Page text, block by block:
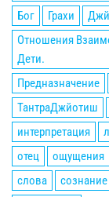
Бог
Грахи
Отношения
Дети.
Предназначение
ТантраДжйотиш
интерпретация
отец
ощущения
слова
сознание